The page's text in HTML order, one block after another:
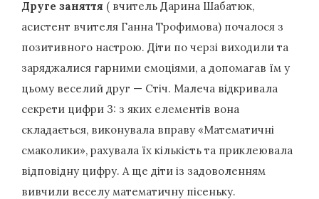
Друге заняття ( вчитель Дарина Шабатюк,
асистент вчителя Ганна Трофимова) почалося з
позитивного настрою. Діти по черзі виходили та
заряджалися гарними емоціями, а допомагав їм у
цьому веселий друг — Стіч. Малеча відкривала
секрети цифри 3: з яких елементів вона
складається, виконувала вправу «Математичні
смаколики», рахувала їх кількість та приклеювала
відповідну цифру. А ще діти із задоволенням
вивчили веселу математичну пісеньку.